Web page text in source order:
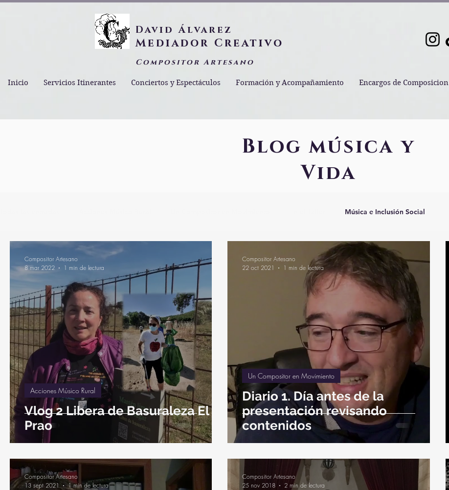
David Álvarez
Mediador Creativo
Compositor Artesano
Inicio Servicios Itinerantes Conciertos y Espectáculos Formación y Acompañamiento Encargos de Composicion
Blog música y
Vida
Música e Inclusión Social
Estampas Minimalistas Musicales
Vlog 2 Libera de Basuraleza El
Prao
Acciones Músico Rural
Compositor Artesano
8 mar 2022
1 min de lectura
Diario 1. Día antes de la
presentación revisando
contenidos
Un Compositor en Movimiento
Compositor Artesano
22 oct 2021
1 min de lectura
Compositor Artesano
13 sept 2021
1 min de lectura
Compositor Artesano
25 nov 2018
2 min de lectura